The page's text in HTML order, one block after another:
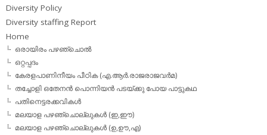
Diversity Policy
Diversity staffing Report
Home
ഒരായിരം പഴഞ്ചൊല്‍
ഒറ്റപ്പദം
കേരളപാണിനീയം പീഠിക (എ.ആര്‍.രാജരാജവര്‍മ)
തച്ചോളി ഒതേനൻ പൊന്നിയൻ പടയ്‌ക്കു പോയ പാട്ടുകഥ
പതിനെട്ടരക്കവികള്‍
മലയാള പഴഞ്ചൊല്ലുകള്‍ (ഇ,ഈ)
മലയാള പഴഞ്ചൊല്ലുകള്‍ (ഉ,ഊ,എ)